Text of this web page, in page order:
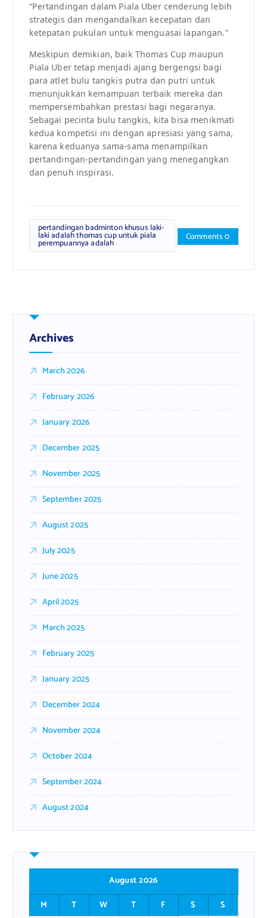
“Pertandingan dalam Piala Uber cenderung lebih
strategis dan mengandalkan kecepatan dan
ketepatan pukulan untuk menguasai lapangan.”
Meskipun demikian, baik Thomas Cup maupun
Piala Uber tetap menjadi ajang bergengsi bagi
para atlet bulu tangkis putra dan putri untuk
menunjukkan kemampuan terbaik mereka dan
mempersembahkan prestasi bagi negaranya.
Sebagai pecinta bulu tangkis, kita bisa menikmati
kedua kompetisi ini dengan apresiasi yang sama,
karena keduanya sama-sama menampilkan
pertandingan-pertandingan yang menegangkan
dan penuh inspirasi.
pertandingan badminton khusus laki-
laki adalah thomas cup untuk piala
perempuannya adalah
Comments 0
Archives
March 2026
February 2026
January 2026
December 2025
November 2025
September 2025
August 2025
July 2025
June 2025
April 2025
March 2025
February 2025
January 2025
December 2024
November 2024
October 2024
September 2024
August 2024
August 2026
M
T W T F S S